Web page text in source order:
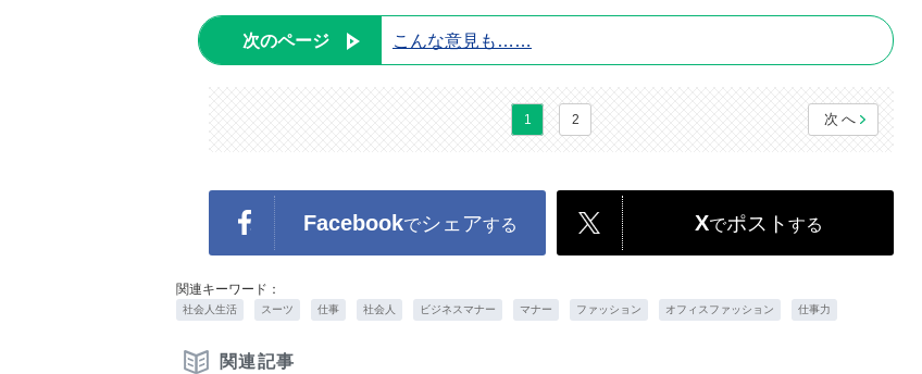
次のページ こんな意見も……
1 2 次へ
Facebookでシェアする Xでポスト する
関連キーワード：
社会人生活 スーツ 仕事 社会人 ビジネスマナー マナー ファッション オフィスファッション 仕事力
関連記事